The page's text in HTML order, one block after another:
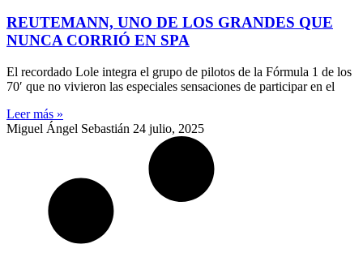
REUTEMANN, UNO DE LOS GRANDES QUE
NUNCA CORRIÓ EN SPA
El recordado Lole integra el grupo de pilotos de la Fórmula 1 de los
70′ que no vivieron las especiales sensaciones de participar en el
Leer más »
Miguel Ángel Sebastián 24 julio, 2025